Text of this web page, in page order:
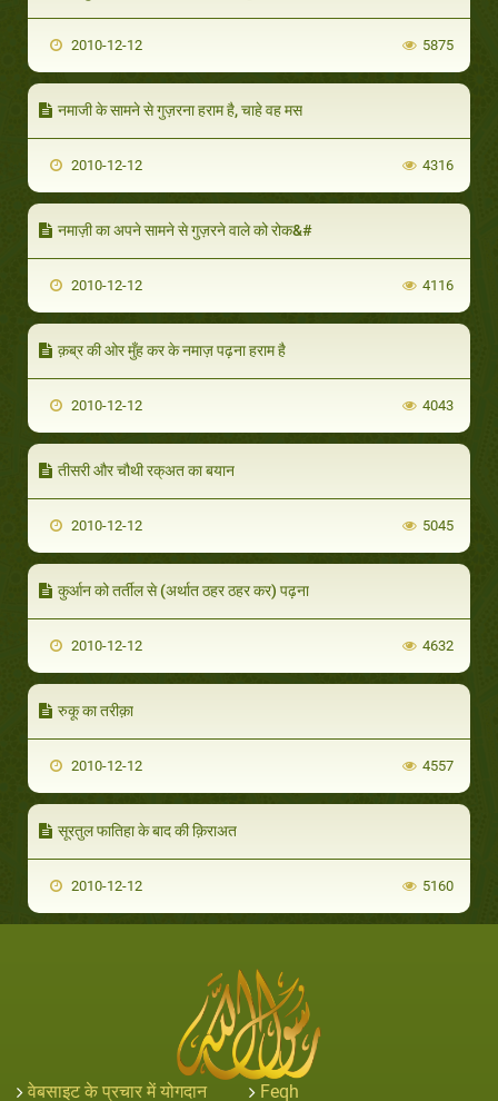
2010-12-12 5875
नमाजी के सामने से गुज़रना हराम है, चाहे वह मस
2010-12-12 4316
नमाज़ी का अपने सामने से गुज़रने वाले को रोक&#
2010-12-12 4116
क़ब्र की ओर मुँह कर के नमाज़ पढ़ना हराम है
2010-12-12 4043
तीसरी और चौथी रक्अत का बयान
2010-12-12 5045
कुर्आन को तर्तील से (अर्थात ठहर ठहर कर) पढ़ना
2010-12-12 4632
रुकू का तरीक़ा
2010-12-12 4557
सूरतुल फातिहा के बाद की क़िराअत
2010-12-12 5160
वेबसाइट के प्रचार में योगदान Feqh